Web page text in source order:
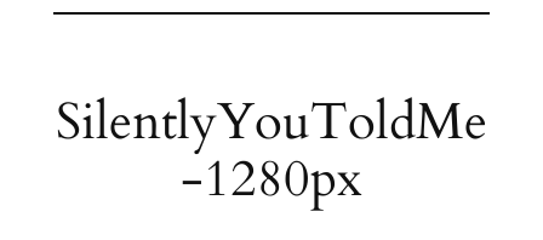
SilentlyYouToldMe
-1280px